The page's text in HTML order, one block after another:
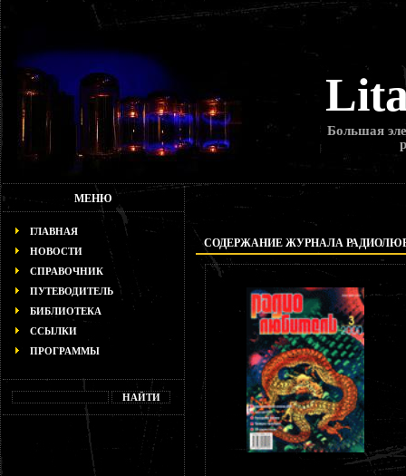
Большая
МЕНЮ
ГЛАВНАЯ
НОВОСТИ
СПРАВОЧНИК
ПУТЕВОДИТЕЛЬ
БИБЛИОТЕКА
ССЫЛКИ
ПРОГРАММЫ
СОДЕРЖАНИЕ ЖУРНАЛА